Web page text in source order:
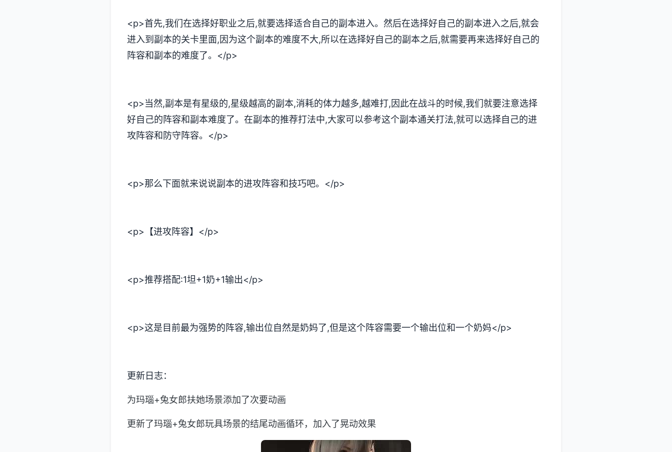
<p>首先,我们在选择好职业之后,就要选择适合自己的副本进入。然后在选择好自己的副本进入之后,就会
进入到副本的关卡里面,因为这个副本的难度不大,所以在选择好自己的副本之后,就需要再来选择好自己的
阵容和副本的难度了。</p>
<p>当然,副本是有星级的,星级越高的副本,消耗的体力越多,越难打,因此在战斗的时候,我们就要注意选择
好自己的阵容和副本难度了。在副本的推荐打法中,大家可以参考这个副本通关打法,就可以选择自己的进
攻阵容和防守阵容。</p>
<p>那么下面就来说说副本的进攻阵容和技巧吧。</p>
<p>【进攻阵容】</p>
<p>推荐搭配:1坦+1奶+1输出</p>
<p>这是目前最为强势的阵容,输出位自然是奶妈了,但是这个阵容需要一个输出位和一个奶妈</p>
更新日志：
为玛瑙+兔女郎扶她场景添加了次要动画
更新了玛瑙+兔女郎玩具场景的结尾动画循环，加入了晃动效果